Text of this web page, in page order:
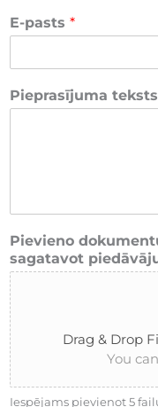
E-pasts *
Pieprasījuma teksts
Pievieno
sagatavot
Drag & Drop
You
Iespējams pievienot 5